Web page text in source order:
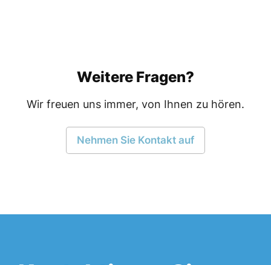
Weitere Fragen?
Wir freuen uns immer, von Ihnen zu hören.
Nehmen Sie Kontakt auf